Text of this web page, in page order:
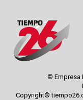
© Empresa
Copyright©